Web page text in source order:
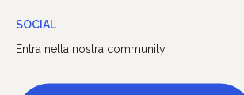
SOCIAL
Entra nella nostra community